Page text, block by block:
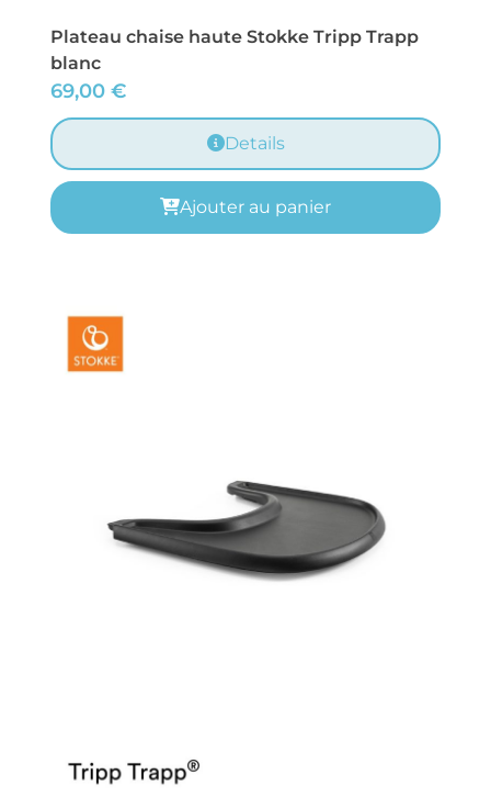
Plateau chaise haute Stokke Tripp Trapp
blanc
69,00 €
Details
Ajouter au panier